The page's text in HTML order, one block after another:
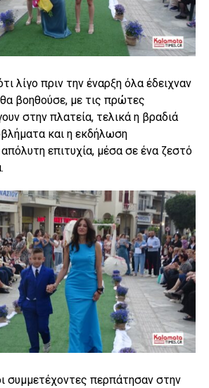
λίγο πριν την έναρξη όλα έδειχναν
βοηθούσε, με τις πρώτες
στην πλατεία, τελικά η βραδιά
και η εκδήλωση
επιτυχία, μέσα σε ένα ζεστό
συμμετέχοντες περπάτησαν στην